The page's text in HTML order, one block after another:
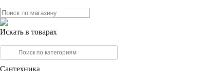
Искать в товарах
Сантехника